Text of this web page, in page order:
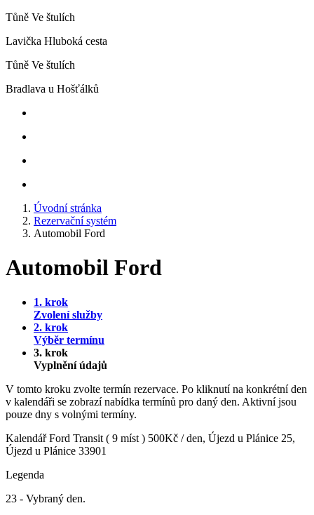
Tůně Ve štulích
Lavička Hluboká cesta
Tůně Ve štulích
Bradlava u Hošťálků
Úvodní stránka
Rezervační systém
Automobil Ford
Automobil Ford
1. krok
Zvolení služby
2. krok
Výběr termínu
3. krok
Vyplnění údajů
V tomto kroku zvolte termín rezervace. Po kliknutí na konkrétní den
v kalendáři se zobrazí nabídka termínů pro daný den. Aktivní jsou
pouze dny s volnými termíny.
KalendářFord Transit ( 9 míst ) 500Kč / den, Újezd u Plánice 25,
Újezd u Plánice 33901
Legenda
23 - Vybraný den.